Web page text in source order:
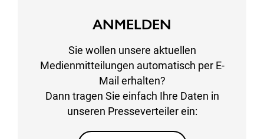
ANMELDEN
Sie wollen unsere aktuellen
Medienmitteilungen automatisch per E-
Mail erhalten?
Dann tragen Sie einfach Ihre Daten in
unseren Presseverteiler ein: